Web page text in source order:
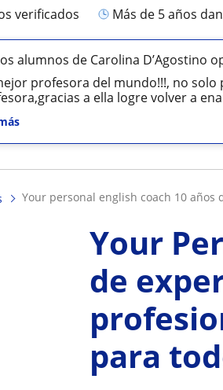
verificados
más de 5 años
alumnos de Carolina D’Agostino
profesora del mundo!!!, no
a ella logre volver a
your personal english coach 10
Your
de
para